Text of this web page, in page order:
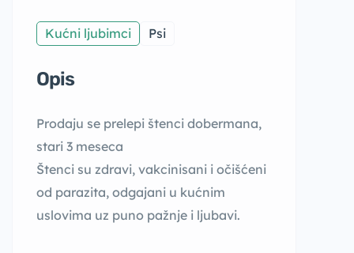
Kućni ljubimci Psi
Opis
Prodaju se prelepi štenci dobermana,
stari 3 meseca
Štenci su zdravi, vakcinisani i očišćeni
od parazita, odgajani u kućnim
uslovima uz puno pažnje i ljubavi.